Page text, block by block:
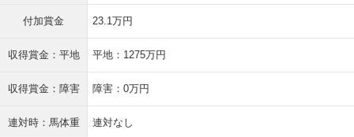
付加賞金 23.1万円
収得賞金：平地 平地：1275万円
収得賞金：障害 障害：0万円
連対時：馬体重 連対なし